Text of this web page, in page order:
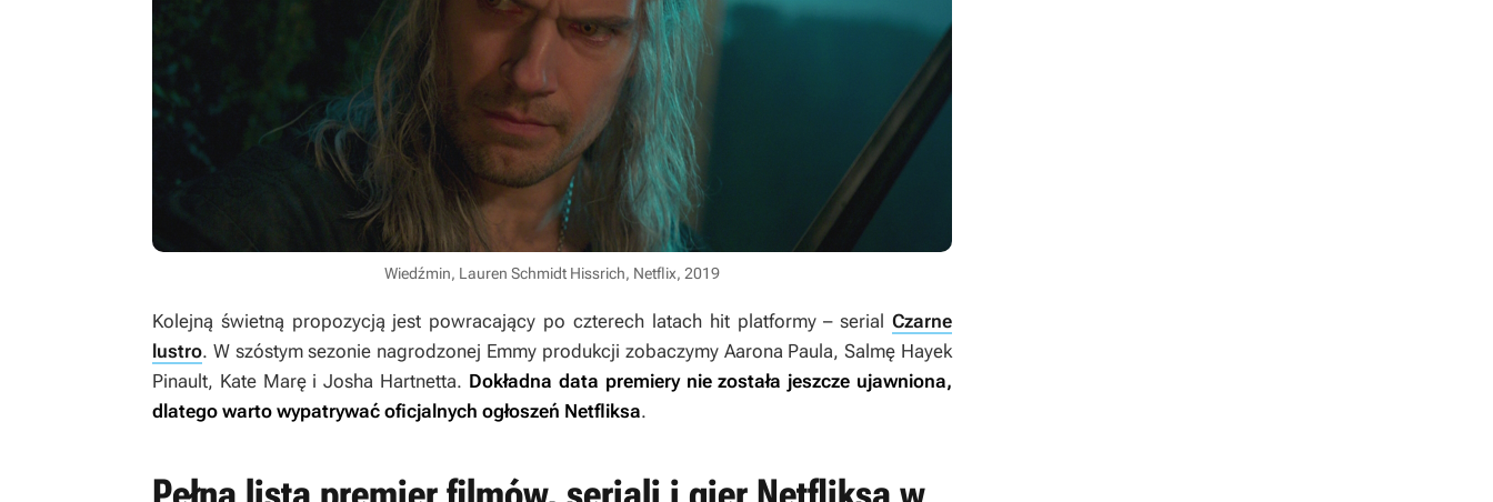
Wiedźmin, Lauren Schmidt Hissrich, Netflix, 2019
Kolejną świetną propozycją jest powracający po czterech latach hit platformy – serial Czarne
lustro. W szóstym sezonie nagrodzonej Emmy produkcji zobaczymy Aarona Paula, Salmę Hayek
Pinault, Kate Marę i Josha Hartnetta. Dokładna data premiery nie została jeszcze ujawniona,
dlatego warto wypatrywać oficjalnych ogłoszeń Netfliksa.